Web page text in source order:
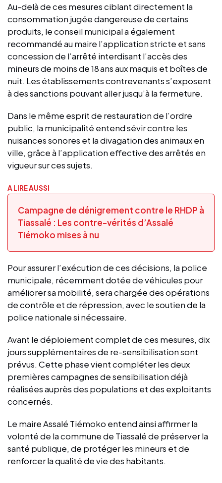
Au-delà de ces mesures ciblant directement la
consommation jugée dangereuse de certains
produits, le conseil municipal a également
recommandé au maire l’application stricte et sans
concession de l’arrêté interdisant l’accès des
mineurs de moins de 18 ans aux maquis et boîtes de
nuit. Les établissements contrevenants s’exposent
à des sanctions pouvant aller jusqu’à la fermeture.
Dans le même esprit de restauration de l’ordre
public, la municipalité entend sévir contre les
nuisances sonores et la divagation des animaux en
ville, grâce à l’application effective des arrêtés en
vigueur sur ces sujets.
A LIRE AUSSI
Campagne de dénigrement contre le RHDP à
Tiassalé : Les contre-vérités d’Assalé
Tiémoko mises à nu
Pour assurer l’exécution de ces décisions, la police
municipale, récemment dotée de véhicules pour
améliorer sa mobilité, sera chargée des opérations
de contrôle et de répression, avec le soutien de la
police nationale si nécessaire.
Avant le déploiement complet de ces mesures, dix
jours supplémentaires de re-sensibilisation sont
prévus. Cette phase vient compléter les deux
premières campagnes de sensibilisation déjà
réalisées auprès des populations et des exploitants
concernés.
Le maire Assalé Tiémoko entend ainsi affirmer la
volonté de la commune de Tiassalé de préserver la
santé publique, de protéger les mineurs et de
renforcer la qualité de vie des habitants.